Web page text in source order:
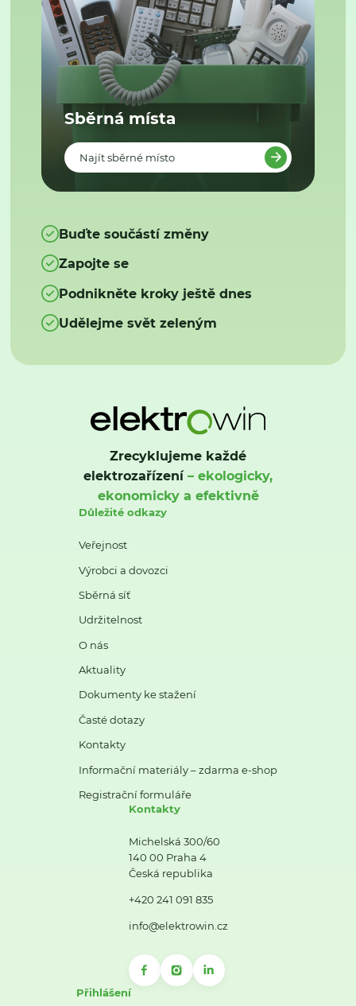
Sběrná místa
Najít sběrné místo
Buďte součástí změny
Zapojte se
Podnikněte kroky ještě dnes
Udělejme svět zeleným
Zrecyklujeme každé
elektrozařízení– ekologicky,
ekonomicky a efektivně
Důležité odkazy
Veřejnost
Výrobci a dovozci
Sběrná síť
Udržitelnost
O nás
Aktuality
Dokumenty ke stažení
Časté dotazy
Kontakty
Informační materiály – zdarma e-shop
Registrační formuláře
Kontakty
Michelská 300/60
140 00 Praha 4
Česká republika
+420 241 091 835
info@elektrowin.cz
Přihlášení